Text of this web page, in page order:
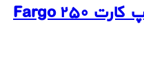
ریبون و فیلم دستگاه چاپ کارت ۲۵۰ Fargo